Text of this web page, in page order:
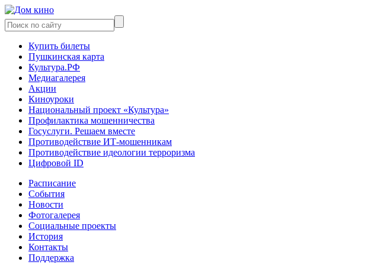
Купить билеты
Пушкинская карта
Культура.РФ
Медиагалерея
Акции
Киноуроки
Национальный проект «Культура»
Профилактика мошенничества
Госуслуги. Решаем вместе
Противодействие ИТ-мошенникам
Противодействие идеологии терроризма
Цифровой ID
Расписание
События
Новости
Фотогалерея
Социальные проекты
История
Контакты
Поддержка